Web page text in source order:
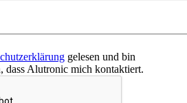
gelesen und bin
dass Alutronic mich kontaktiert.